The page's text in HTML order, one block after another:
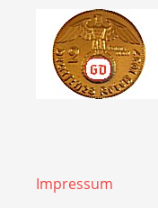
Impressum